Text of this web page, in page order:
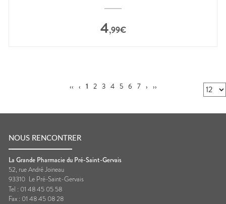
4,99€
‹‹ ‹ 1 2 3 4 5 6 7 › ››
NOUS RENCONTRER
La Grande Pharmacie du Pré-Saint-Gervais
52, rue André Joineau
93310 Le Pré-Saint-Gervais
Tel : 01 48 45 05 58
Fax : 01 48 45 08 28